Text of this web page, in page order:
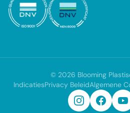
© 2026 Blooming
IndicatiesPrivacy BeleidAlgemene